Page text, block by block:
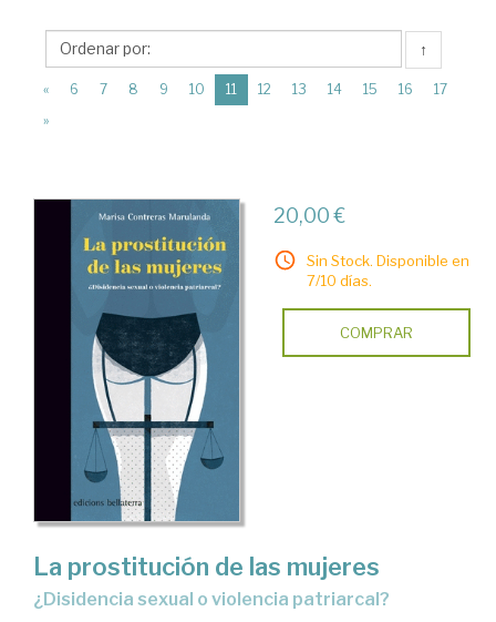
Edicions
Bellaterra
↑
« 6 7 8 9 10 11 (current)
12 13 14 15 16
17
»
20,00 €
Sin Stock. Disponible en
7/10 días.
COMPRAR
La prostitución de las mujeres
¿disidencia sexual o violencia patriarcal?